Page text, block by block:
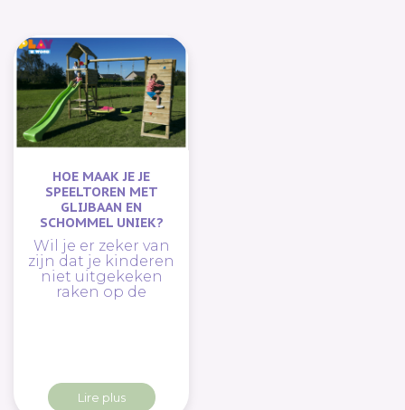
HOE MAAK JE JE
SPEELTOREN MET
GLIJBAAN EN
SCHOMMEL UNIEK?
Wil je er zeker van
zijn dat je kinderen
niet uitgekeken
raken op de
Lire plus